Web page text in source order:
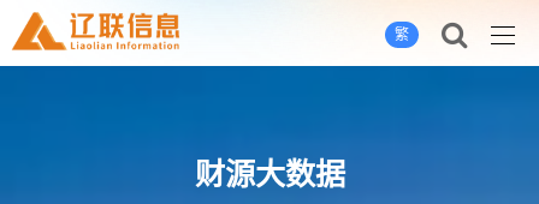
繁
财源大数据